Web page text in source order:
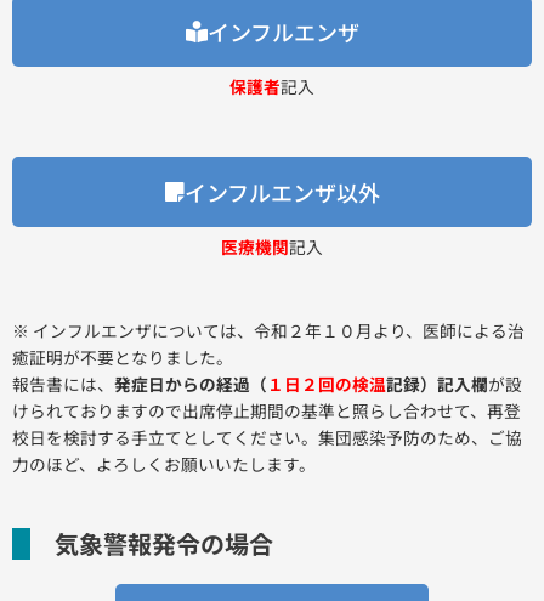
インフルエンザ
保護者記入
インフルエンザ以外
医療機関記入
※ インフルエンザについては、令和２年１０月より、医師による治
癒証明が不要となりました。
報告書には、 発症日からの経過（ １日２回の検温記録）記入欄が設
けられておりますので出席停止期間の基準と照らし合わせて、再登
校日を検討する手立てとしてください。集団感染予防のため、ご協
力のほど、よろしくお願いいたします。
気象警報発令の場合